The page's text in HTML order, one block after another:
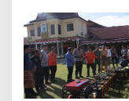
Pekanbaru
Lingkungan Hidup
Pekanbaru dan Tim